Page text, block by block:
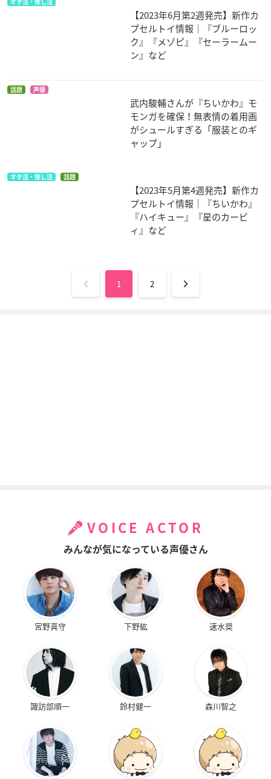
オタ活・推し活
【2023年6月第2週発売】新作カ
プセルトイ情報｜『ブルーロッ
ク』『メゾピ』『セーラームー
ン』など
話題 声優
武内駿輔さんが『ちいかわ』モ
モンガを確保！無表情の着用画
がシュールすぎる「服装とのギ
ャップ」
オタ活・推し活 話題
【2023年5月第4週発売】新作カ
プセルトイ情報｜『ちいかわ』
『ハイキュー』『星のカービ
ィ』など
1 2
VOICE ACTOR
みんなが気になっている声優さん
宮野真守 下野紘 速水奨
諏訪部順一 鈴村健一 森川智之